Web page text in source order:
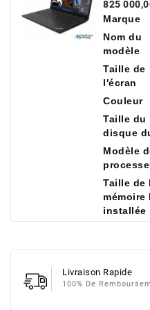
512 Go
Prix
825
Marque
Nom du
modèle
Taille de
l'écran
Couleur
Taille du
disque
Modèle
Taille de
mémoire
installée
Livraison Rapide
100% De